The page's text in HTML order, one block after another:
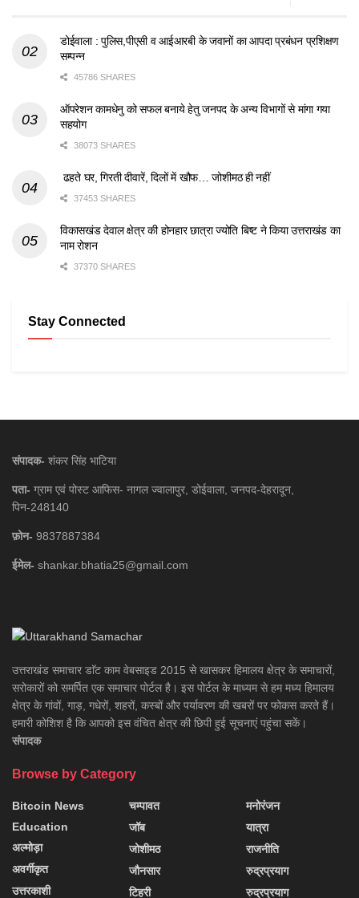
डोईवाला : पुलिस,पीएसी व आईआरबी के जवानों का आपदा प्रबंधन प्रशिक्षण
सम्पन्न
45786 SHARES
ऑपरेशन कामधेनु को सफल बनाये हेतु जनपद के अन्य विभागों से मांगा गया
सहयोग
38073 SHARES
ढहते घर, गिरती दीवारें, दिलों में खौफ… जोशीमठ ही नहीं
37453 SHARES
विकासखंड देवाल क्षेत्र की होनहार छात्रा ज्योति बिष्ट ने किया उत्तराखंड का
नाम रोशन
37370 SHARES
Stay Connected
संपादक- शंकर सिंह भाटिया
पता- ग्राम एवं पोस्ट आफिस- नागल ज्वालापुर, डोईवाला, जनपद-देहरादून,
पिन-248140
फ़ोन- 9837887384
ईमेल- shankar.bhatia25@gmail.com
उत्तराखंड समाचार डाॅट काम वेबसाइड 2015 से खासकर हिमालय क्षेत्र के समाचारों,
सरोकारों को समर्पित एक समाचार पोर्टल है। इस पोर्टल के माध्यम से हम मध्य हिमालय
क्षेत्र के गांवों, गाड़, गधेरों, शहरों, कस्बों और पर्यावरण की खबरों पर फोकस करते हैं।
हमारी कोशिश है कि आपको इस वंचित क्षेत्र की छिपी हुई सूचनाएं पहुंचा सकें।
संपादक
Browse by Category
Bitcoin News
Education
अल्मोड़ा
अवर्गीकृत
उत्तरकाशी
चम्पावत
जॉब
जोशीमठ
जौनसार
टिहरी
मनोरंजन
यात्रा
राजनीति
रुद्रप्रयाग
रुद्रप्रयाग